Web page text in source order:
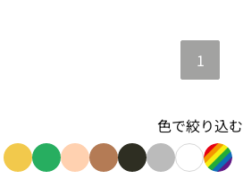
1
色で絞り込む